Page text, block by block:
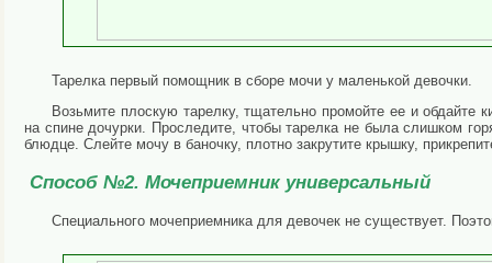
Тарелка первый помощник в сборе мочи у маленькой девочки.
Возьмите плоскую тарелку, тщательно промойте ее и
на спине дочурки. Проследите, чтобы тарелка не была слишком
блюдце. Слейте мочу в баночку, плотно закрутите крышку,
Способ №2. Мочеприемник универсальный
Специального мочеприемника для девочек не существует.